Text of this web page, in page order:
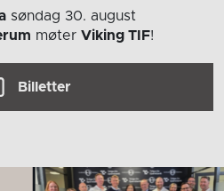
søndag 30. august
møter Viking TIF!
Billetter